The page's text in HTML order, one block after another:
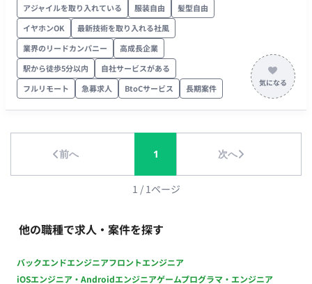
で、エンドクライアントのステークホルダーと対等に折衝し、
プロジェクトの合意形成をスピード感持って推進することが期
待されます。 ■担当工程（業務範囲） 超上流〜上流工程（構想
策定・計画立案・ベンダー選定） 現状分析・RFP（提案依頼
書）の作成・要件定義の支援 次フェーズに向けたRFPの配布、
ベンダーからの提案評価・選定軸の策定 プロジェクト全体の進
捗・課題・リスク管理（PMO業務） ■業務の流れ 現状把握と
ウド化に向けたエンドクライアントの要望をヒアリングし、
RFPとしてドキュメント化します。 ベンダー選定の準備：提案
として、エンドクライアントの経営層や情報システム部門との
環境 対象システム：Oracle E-Business Suite（EBS） 移行先環
ERP（※SaaS/IaaS移行を想定） 管理ツール：Officeツール
（Excel, PowerPoint, Word）、Teams/Slack、
アジャイルを取り入れている 服装自由
髪型自由
イヤホンOK
最新技術を取り入れる社風
業界のリードカンパニー
高成長企業
駅から徒歩5分以内
自社サービスがある
フルリモート
急募求人 BtoCサービス 長期案件
前へ 1 次へ
1 / 1ページ
他の職種で求人・案件を探す
バックエンドエンジニアフロントエンジニア
iOSエンジニア・Androidエンジニアゲームプログラマ・エンジニア